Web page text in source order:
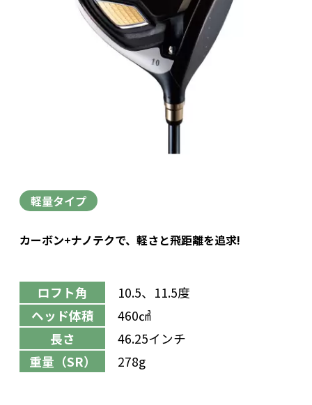
軽量タイプ
カーボン+ナノテクで、軽さと飛距離を追求!
ロフト角
10.5、11.5度
ヘッド体積
460㎤
長さ
46.25インチ
重量（SR）
278g